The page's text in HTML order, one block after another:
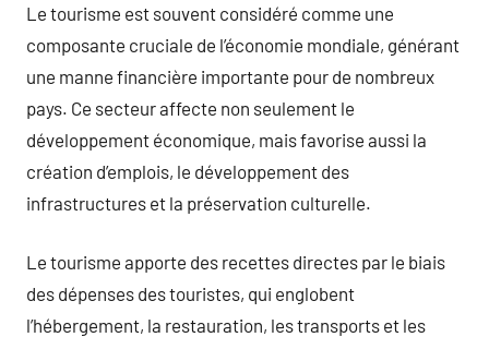
Le tourisme est souvent considéré comme une
composante cruciale de l’économie mondiale, générant
une manne financière importante pour de nombreux
pays. Ce secteur affecte non seulement le
développement économique, mais favorise aussi la
création d’emplois, le développement des
infrastructures et la préservation culturelle.
Le tourisme apporte des recettes directes par le biais
des dépenses des touristes, qui englobent
l’hébergement, la restauration, les transports et les